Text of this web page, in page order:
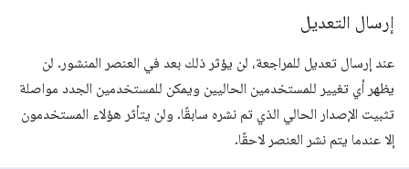
إرسال التعديل
عند إرسال تعديل للمراجعة، لن يؤثر ذلك بعد في العنصر المنشور. لن
يظهر أي تغيير للمستخدمين الحاليين ويمكن للمستخدمين الجدد مواصلة
تثبيت الإصدار الحالي الذي تم نشره سابقًا. ولن يتأثر هؤلاء المستخدمون
إلا عندما يتم نشر العنصر لاحقًا.